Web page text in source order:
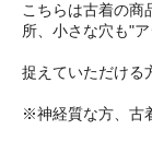
こちらは古着の商
所、小さな穴も"ア
捉えていただける
※神経質な方、古